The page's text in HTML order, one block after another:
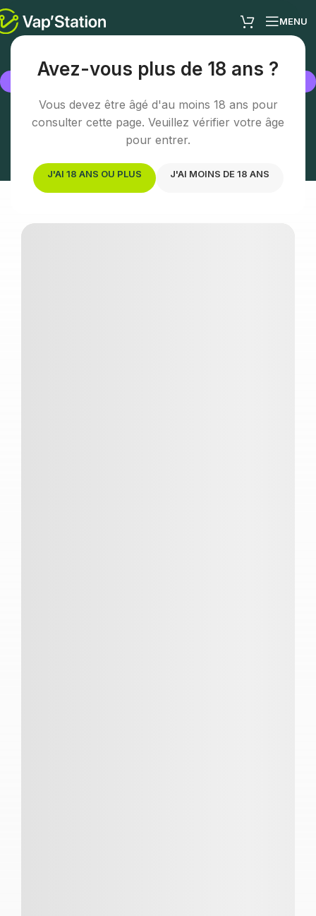
Avez-vous plus de 18 ans ?
Vous devez être âgé d'au moins 18 ans pour
consulter cette page. Veuillez vérifier votre âge
pour entrer.
J'AI 18 ANS OU PLUS J'AI MOINS DE 18 ANS
MENU
Chambéry
Votre boutique vape à Chambéry – Conseil
personnalisé et expertise